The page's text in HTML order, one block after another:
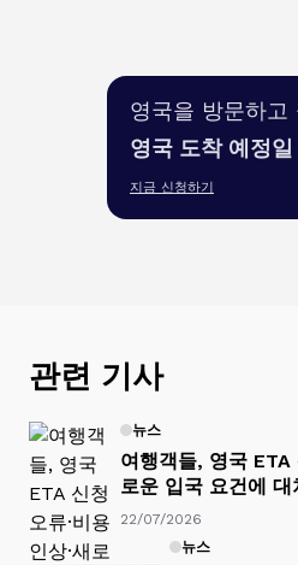
영국을 방문하고
영국 도착 예정일
지금 신청하기
관련 기사
뉴스
여행객들, 영국 ETA
로운 입국 요건에 대
22/07/2026
뉴스